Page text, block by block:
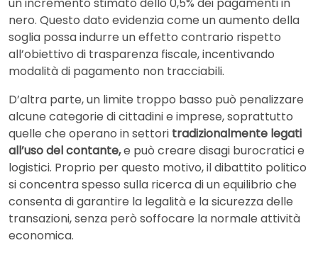
nero. Questo dato evidenzia come un aumento della
soglia possa indurre un effetto contrario rispetto
all’obiettivo di trasparenza fiscale, incentivando
modalità di pagamento non tracciabili.
D’altra parte, un limite troppo basso può penalizzare
alcune categorie di cittadini e imprese, soprattutto
quelle che operano in settori tradizionalmente legati
all’uso del contante,e può creare disagi burocratici e
logistici. Proprio per questo motivo, il dibattito politico
si concentra spesso sulla ricerca di un equilibrio che
consenta di garantire la legalità e la sicurezza delle
transazioni, senza però soffocare la normale attività
economica.